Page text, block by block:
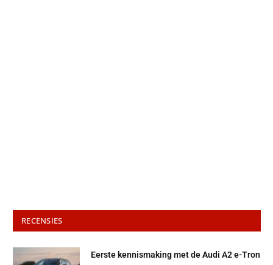
RECENSIES
Eerste kennismaking met de Audi A2 e-Tron